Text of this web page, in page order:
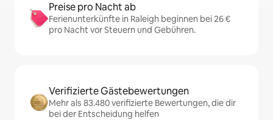
Preise pro Nacht ab
Ferienunterkünfte in Raleigh beginnen bei 26 €
pro Nacht vor Steuern und Gebühren.
Verifizierte Gästebewertungen
Mehr als 83.480 verifizierte Bewertungen, die dir
bei der Entscheidung helfen